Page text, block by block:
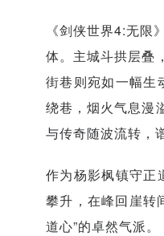
《剑侠世界4:无
体。主城斗拱层叠
街巷则宛如一幅
绕巷，烟火气息漫
与传奇随波流转，
作为杨影枫镇守正
攀升，在峰回崖转
道心”的卓然气派。